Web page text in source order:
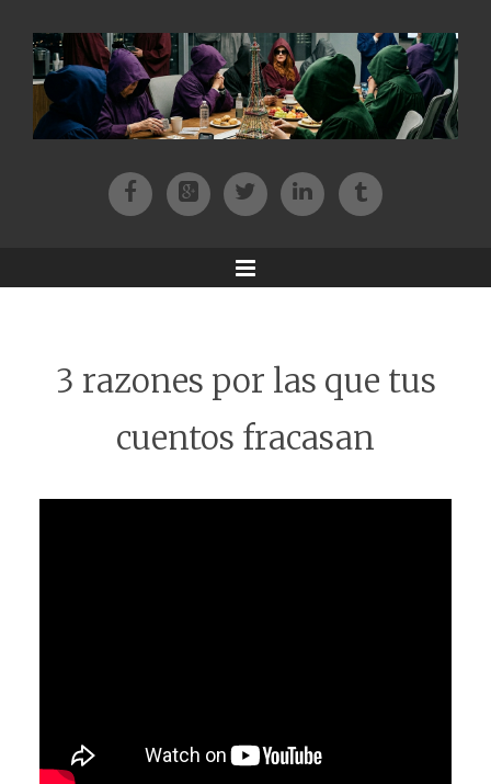
FacebookPatreonTwitterInstagram
Tik-tok
Menu
3 razones por las que tus
cuentos fracasan